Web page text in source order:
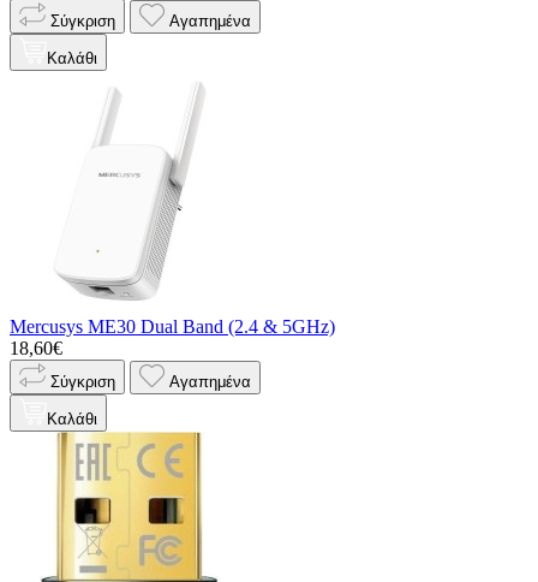
Σύγκριση Αγαπημένα
Καλάθι
Mercusys ME30 Dual Band (2.4 & 5GHz)
18,60€
Σύγκριση Αγαπημένα
Καλάθι